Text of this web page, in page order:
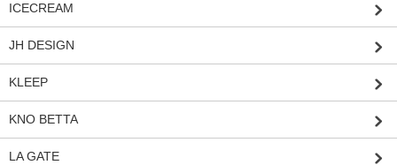
ICECREAM
JH DESIGN
KLEEP
KNO BETTA
LA GATE